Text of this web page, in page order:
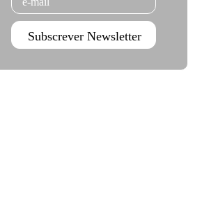
Subscrever Newsletter